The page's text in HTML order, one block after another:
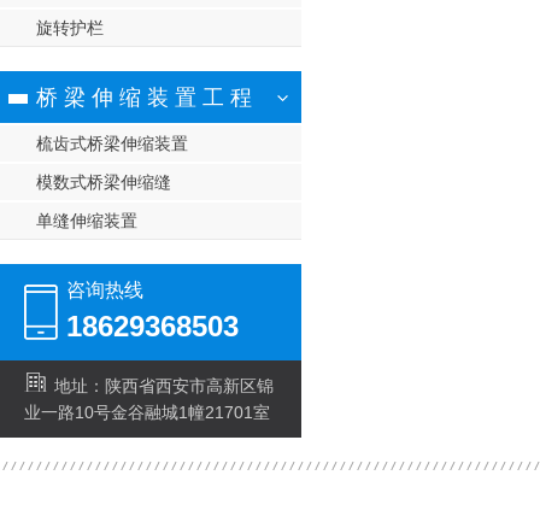
旋转护栏
桥 梁 伸 缩 装 置 工 程
梳齿式桥梁伸缩装置
模数式桥梁伸缩缝
单缝伸缩装置
咨询热线
18629368503
地址：陕西省西安市高新区锦
业一路10号金谷融城1幢21701室